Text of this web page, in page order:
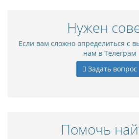
Нужен
Если вам сложно определиться с
нам в Телеграм
Задать вопрос
Помочь